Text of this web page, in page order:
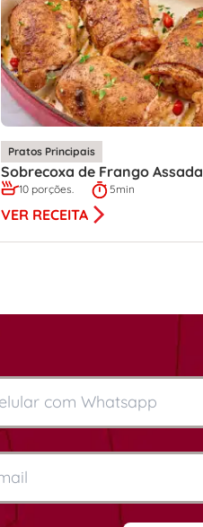
Pratos Principais
Sobrecoxa de Frango Assada
10 porções. 5min
VER RECEITA